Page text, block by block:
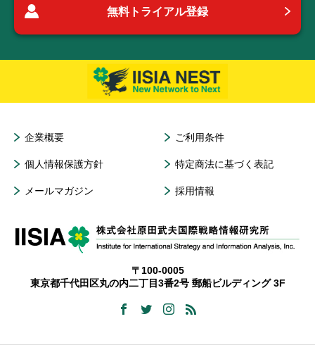
無料トライアル登録
企業概要 ご利用条件
個人情報保護方針 特定商法に基づく表記
メールマガジン 採用情報
〒100-0005
東京都千代田区丸の内二丁目3番2号 郵船ビルディング 3F